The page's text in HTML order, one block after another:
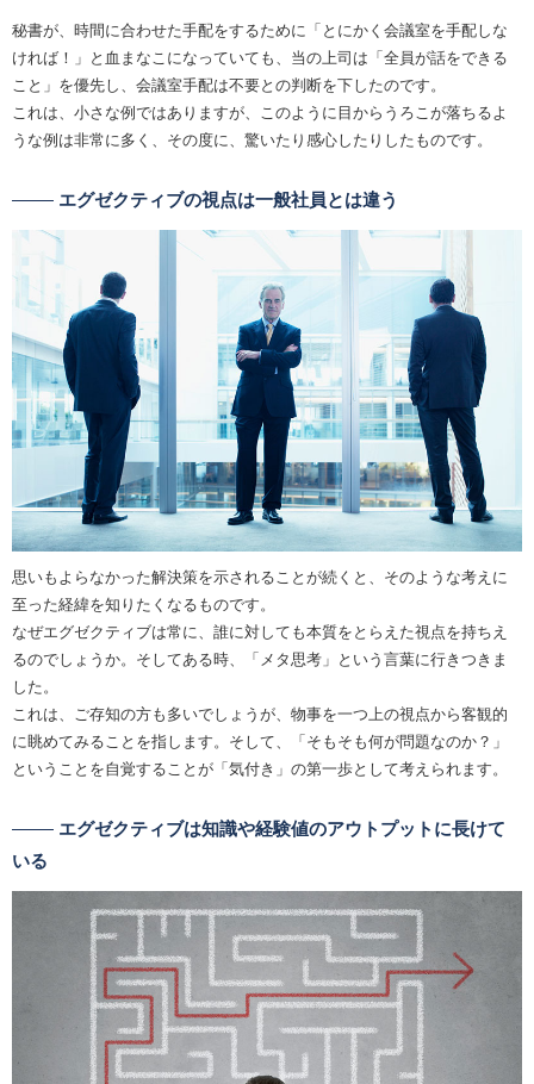
秘書が、時間に合わせた手配をするために「とにかく会議室を手配しな
ければ！」と血まなこになっていても、当の上司は「全員が話をできる
こと」を優先し、会議室手配は不要との判断を下したのです。
これは、小さな例ではありますが、このように目からうろこが落ちるよ
うな例は非常に多く、その度に、驚いたり感心したりしたものです。
エグゼクティブの視点は一般社員とは違う
思いもよらなかった解決策を示されることが続くと、そのような考えに
至った経緯を知りたくなるものです。
なぜエグゼクティブは常に、誰に対しても本質をとらえた視点を持ちえ
るのでしょうか。そしてある時、「メタ思考」という言葉に行きつきま
した。
これは、ご存知の方も多いでしょうが、物事を一つ上の視点から客観的
に眺めてみることを指します。そして、「そもそも何が問題なのか？」
ということを自覚することが「気付き」の第一歩として考えられます。
エグゼクティブは知識や経験値のアウトプットに長けて
いる